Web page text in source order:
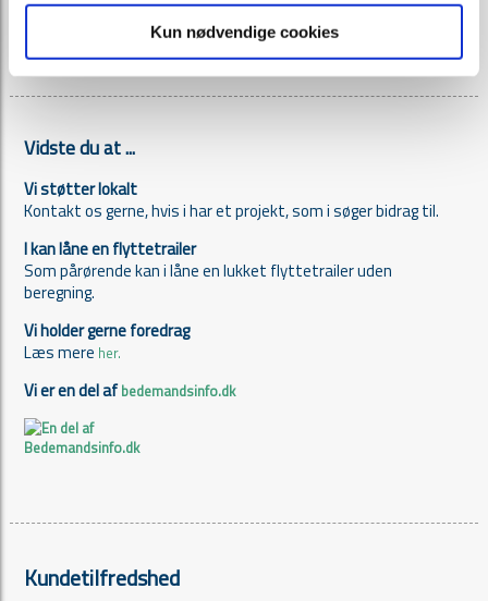
Kun nødvendige cookies
Se vores lokation
Vidste du at ...
Vi støtter lokalt
Kontakt os gerne, hvis i har et projekt, som i søger bidrag til.
I kan låne en flyttetrailer
Som pårørende kan i låne en lukket flyttetrailer uden
beregning.
Vi holder gerne foredrag
Læs mere her.
Vi er en del afbedemandsinfo.dk
Kundetilfredshed